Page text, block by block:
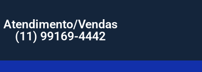
Atendimento/Vendas
(11) 99169-4442